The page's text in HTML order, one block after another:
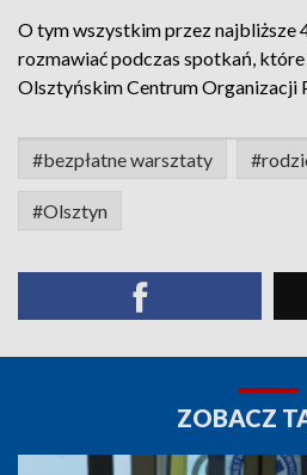
O tym wszystkim przez najbliższe
rozmawiać podczas spotkań,
Olsztyńskim Centrum Organizacji
#bezpłatne warsztaty
#Olsztyn
ZOBACZ